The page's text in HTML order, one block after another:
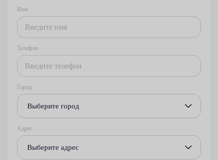
Имя
Телефон
Город
Выберите город
Адрес
Выберите адрес